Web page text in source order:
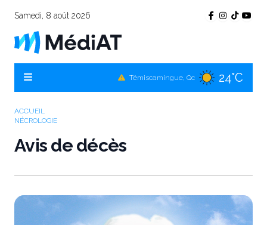
Samedi, 8 août 2026
24°C
22°C
ACCUEIL
NÉCROLOGIE
Avis de décès